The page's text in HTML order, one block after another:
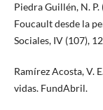
Piedra Guillén, N.
Foucault desde la
Sociales, IV (107),
Ramírez Acosta, V.
vidas. FundAbril.